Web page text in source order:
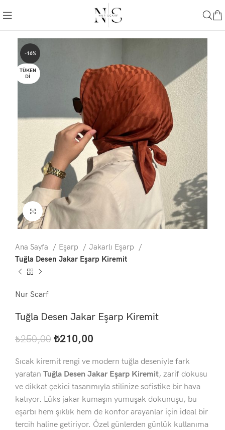
-16%
TÜKEN
DI
Büyütmek için tıklayın
Ana Sayfa Eşarp
Jakarlı Eşarp
Tuğla Desen Jakar Eşarp Kiremit
Nur Scarf
Tuğla Desen Jakar Eşarp Kiremit
₺250,00 ₺210,00
Sıcak kiremit rengi ve modern tuğla deseniyle fark
yaratan Tuğla Desen Jakar Eşarp Kiremit, zarif dokusu
ve dikkat çekici tasarımıyla stilinize sofistike bir hava
katıyor. Lüks jakar kumaşın yumuşak dokunuşu, bu
eşarbı hem şıklık hem de konfor arayanlar için ideal bir
tercih haline getiriyor. Özel günlerden günlük kullanıma